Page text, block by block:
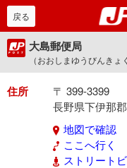
戻る
大島郵便局
（おおしまゆうびんきょ
住所
〒 399-3399
長野県下伊那
地図で確認
ここへ行く
ストリート